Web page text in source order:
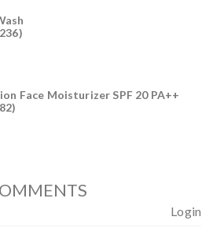
Face Moisturizer SPF 20 PA++
Login